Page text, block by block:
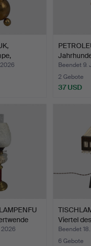
Fuß…
Beendet 9.
2 Gebote
37 USD
2026
Viertel
Beendet
6 Gebote